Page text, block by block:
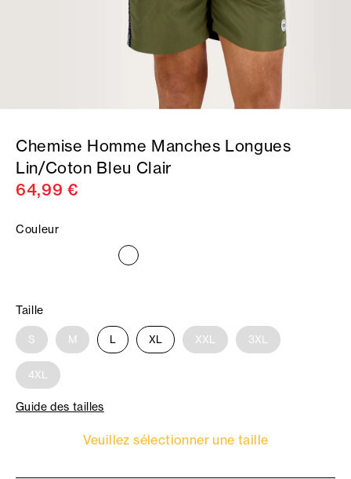
Chemise Homme Manches Longues
Lin/Coton Bleu Clair
64,99 €
Couleur
Taille
S M L XL XXL 3XL
4XL
Guide des tailles
Veuillez sélectionner une taille